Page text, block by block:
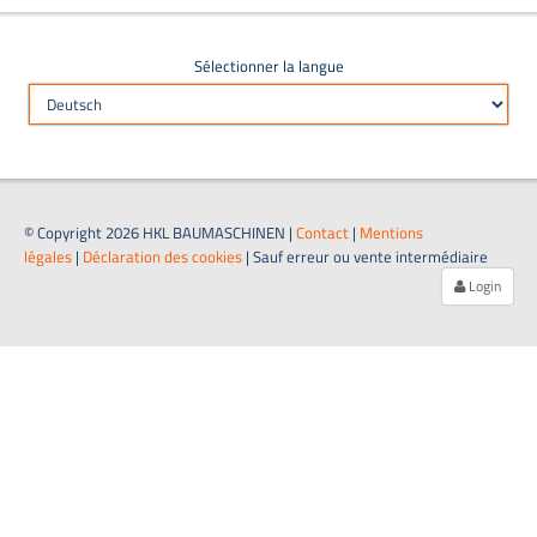
Sélectionner la langue
© Copyright 2026 HKL BAUMASCHINEN | Contact | Mentions
légales | Déclaration des cookies | Sauf erreur ou vente intermédiaire
Login